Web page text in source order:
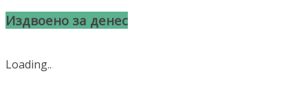
Издвоено за денес
Loading...